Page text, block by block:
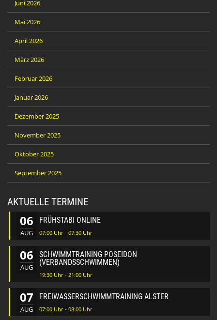
Juni 2026
Mai 2026
April 2026
März 2026
Februar 2026
Januar 2026
Dezember 2025
November 2025
Oktober 2025
September 2025
AKTUELLE TERMINE
06
AUG
FRÜHSTABI ONLINE
07:00 Uhr - 07:30 Uhr
06
AUG
SCHWIMMTRAINING POSEIDON
(VERBANDSSCHWIMMEN)
19:30 Uhr - 21:00 Uhr
07
AUG
FREIWASSERSCHWIMMTRAINING ALSTER
07:00 Uhr - 08:00 Uhr